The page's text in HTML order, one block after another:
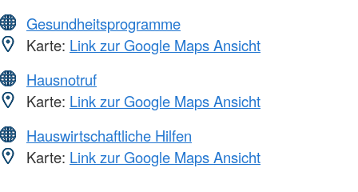
Gesundheitsprogramme
Karte: Link zur Google Maps Ansicht
Hausnotruf
Karte: Link zur Google Maps Ansicht
Hauswirtschaftliche Hilfen
Karte: Link zur Google Maps Ansicht